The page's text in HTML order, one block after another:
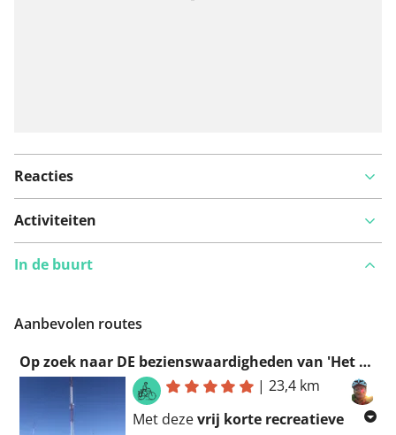
Reacties
Activiteiten
In de buurt
Aanbevolen routes
Op zoek naar DE bezienswaardigheden van 'Het Aanwijs' tot 'De Radio' in Bulskampveld
|23,4 km
Met dezevrij korte recreatieve